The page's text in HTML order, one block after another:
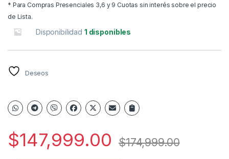
* Para Compras Presenciales 3,6 y 9 Cuotas sin interés sobre el precio
de Lista.
Disponibilidad 1 disponibles
Deseos
$147,999.00 $174,999.00